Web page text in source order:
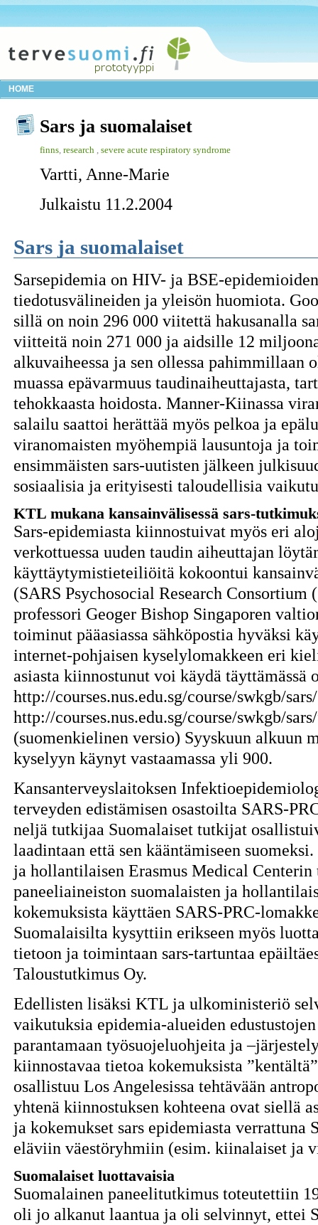
HOME
Sars ja suomalaiset
finns research severe acute respiratory syndrome
Vartti, Anne-Marie
Julkaistu 11.2.2004
Sars ja suomalaiset
Sarsepidemia on HIV- ja BSE-
tiedotusvälineiden ja yleisön huomiota.
sillä on noin 296 000 viitettä hakusanalla
viitteitä noin 271 000 ja aidsille 12
alkuvaiheessa ja sen ollessa pahimmillaan
muassa epävarmuus taudinaiheuttajasta,
tehokkaasta hoidosta. Manner-Kiinassa
salailu saattoi herättää myös pelkoa ja
viranomaisten myöhempiä lausuntoja ja
ensimmäisten sars-uutisten jälkeen
sosiaalisia ja erityisesti taloudellisia
KTL mukana kansainvälisessä sars-
Sars-epidemiasta kiinnostuivat myös eri
verkottuessa uuden taudin aiheuttajan
käyttäytymistieteiliöitä kokoontui
(SARS Psychosocial Research Consortium
professori Geoger Bishop Singaporen
toiminut pääasiassa sähköpostia hyväksi
internet-pohjaisen kyselylomakkeen eri
asiasta kiinnostunut voi käydä täyttämässä
http://courses.nus.edu.sg/course/swkgb/
http://courses.nus.edu.sg/course/swkgb/
(suomenkielinen versio) Syyskuun alkuun
kyselyyn käynyt vastaamassa yli 900.
Kansanterveyslaitoksen
terveyden edistämisen osastoilta SARS-
neljä tutkijaa Suomalaiset tutkijat
laadintaan että sen kääntämiseen
ja hollantilaisen Erasmus Medical
paneeliaineiston suomalaisten ja
kokemuksista käyttäen SARS-PRC-
Suomalaisilta kysyttiin erikseen myös
tietoon ja toimintaan sars-tartuntaa
Taloustutkimus Oy.
Edellisten lisäksi KTL ja ulkoministeriö
vaikutuksia epidemia-alueiden
parantamaan työsuojeluohjeita ja
kiinnostavaa tietoa kokemuksista
osallistuu Los Angelesissa tehtävään
yhtenä kiinnostuksen kohteena ovat siellä
ja kokemukset sars epidemiasta verrattuna
eläviin väestöryhmiin (esim. kiinalaiset ja
Suomalaiset luottavaisia
Suomalainen paneelitutkimus toteutettiin
oli jo alkanut laantua ja oli selvinnyt, ettei